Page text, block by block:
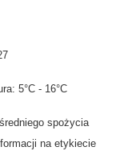
5°C - 16°C
spożycia
na etykiecie